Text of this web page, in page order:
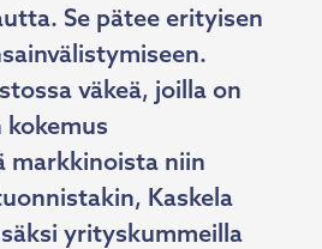
Se pätee erityisen
väkeä, joilla on
kokemus
markkinoista niin
Kaskela
yrityskummeilla